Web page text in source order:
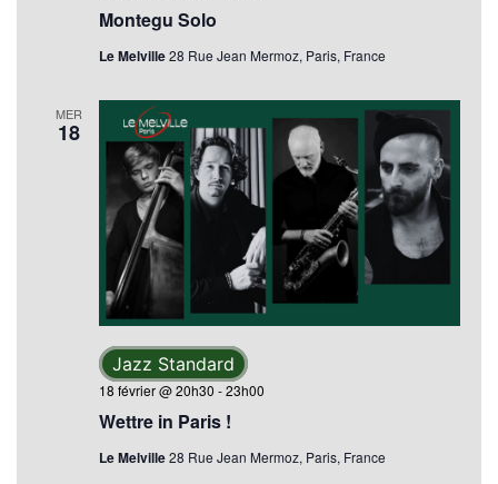
Montegu Solo
Le Melville28 Rue Jean Mermoz, Paris, France
MER
18
Wettre in Paris !
18 février @ 20h30 -23h00
Jazz Standard
Le Melville28 Rue Jean Mermoz, Paris, France